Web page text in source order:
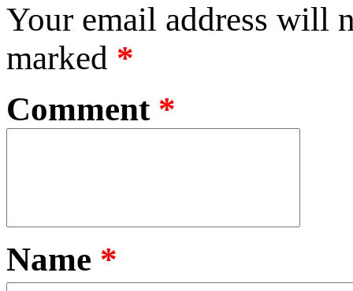
Your email address will
marked *
Comment *
Name *